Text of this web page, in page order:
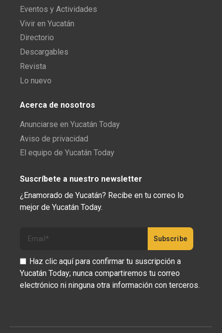
Eventos y Actividades
Vivir en Yucatán
Directorio
Descargables
Revista
Lo nuevo
Acerca de nosotros
Anunciarse en Yucatán Today
Aviso de privacidad
El equipo de Yucatán Today
Suscríbete a nuestro newsletter
¿Enamorado de Yucatán? Recibe en tu correo lo
mejor de Yucatán Today.
Haz clic aquí para confirmar tu suscripción a
Yucatán Today; nunca compartiremos tu correo
electrónico ni ninguna otra información con terceros.